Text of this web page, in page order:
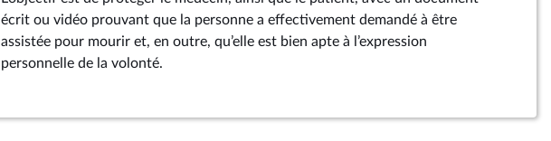
écrit ou vidéo prouvant que la personne a effectivement demandé à être
assistée pour mourir et, en outre, qu’elle est bien apte à l’expression
personnelle de la volonté.